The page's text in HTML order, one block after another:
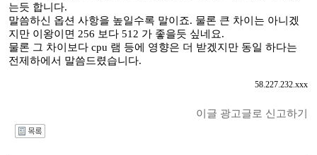
는듯 합니다.
말씀하신 옵션 사항을 높일수록 말이죠. 물론 큰 차이는 아니겠
지만 이왕이면 256 보다 512 가 좋을듯 싶네요.
물론 그 차이보다 cpu 램 등에 영향은 더 받겠지만 동일 하다는
전제하에서 말씀드렸습니다.
58.227.232.xxx
이글 광고글로 신고하기